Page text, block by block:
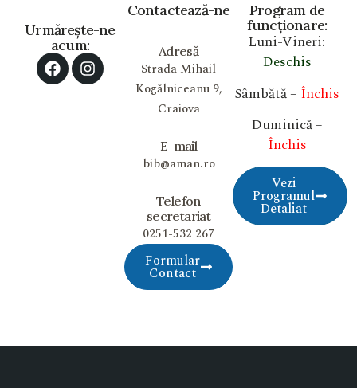
Program de
funcționare:
Luni-Vineri:
Deschis
Sâmbătă – Închis
Duminică –
Închis
Vezi
Programul
Detaliat
Contactează-ne
Adresă
Strada Mihail
Kogălniceanu 9,
Craiova
E-mail
bib@aman.ro
Telefon
secretariat
0251-532 267
Formular
Contact
Urmărește-ne
acum: